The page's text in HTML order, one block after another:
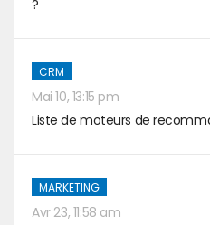
?
CRM
Mai 10, 13:15 pm
Liste de moteurs de
MARKETING
Avr 23, 11:58 am